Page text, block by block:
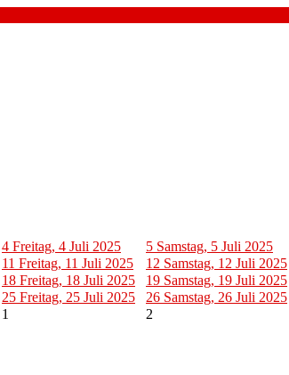
4 Freitag, 4 Juli 2025 5 Samstag, 5 Juli 2025
11 Freitag, 11 Juli 2025 12 Samstag, 12 Juli 2025
18 Freitag, 18 Juli 2025 19 Samstag, 19 Juli 2025
25 Freitag, 25 Juli 2025 26 Samstag, 26 Juli 2025
1 2